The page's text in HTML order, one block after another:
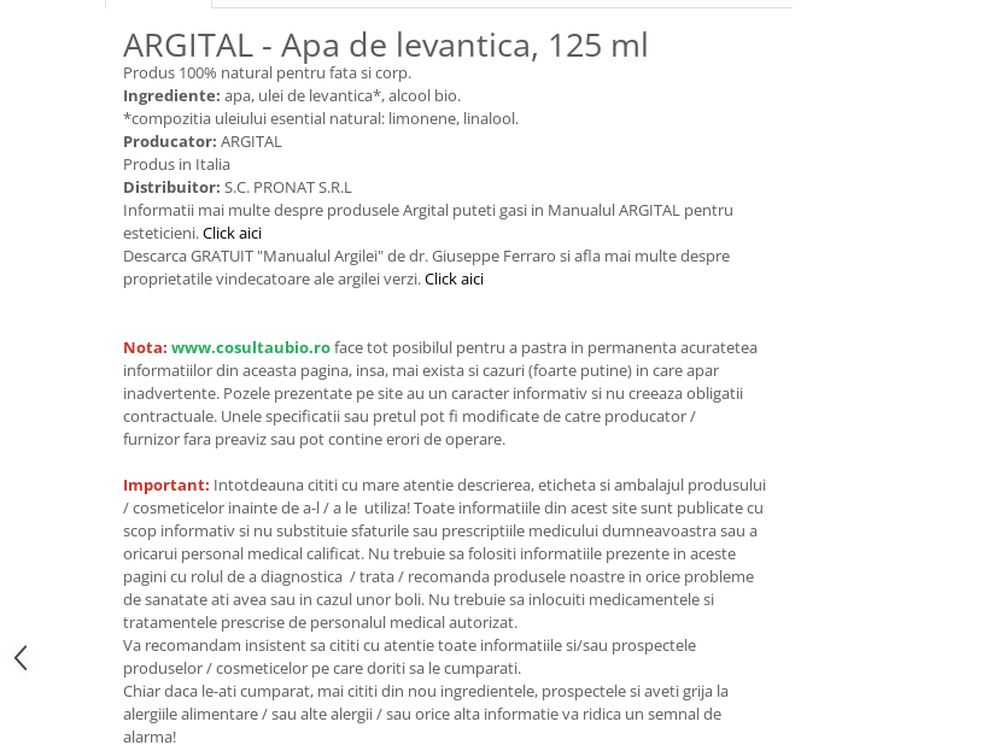
Produse din carne
Sosuri, Ketchup bio
Pudre si prafuri
Conserve, Pateuri, creme
Leguminoase si seminte
Produse din soia
Sare si inlocuitori
Produse care inlocuiesc carnea
Unt, alternativa unt
Dulceturi, gemuri, compoturi
Creme
Bomboane, Caramele si Jeleuri
Biscuiti si napolitane
ARGITAL - Apa de levantica, 125 ml
Produs 100% natural pentru fata si corp.
Ingrediente: apa, ulei de levantica*, alcool bio.
*compozitia uleiului esential natural: limonene, linalool.
Producator: ARGITAL
Produs in Italia
Distribuitor: S.C. PRONAT S.R.L
Informatii mai multe despre produsele Argital puteti gasi in Manualul ARGITAL pentru
esteticieni.Click aici
Descarca GRATUIT "Manualul Argilei" de dr. Giuseppe Ferraro si afla mai multe despre
proprietatile vindecatoare ale argilei verzi.Click aici
Nota: www.cosultaubio.roface tot posibilul pentru a pastra in permanenta acuratetea
informatiilor din aceasta pagina, insa, mai exista si cazuri (foarte putine) in care apar
inadvertente. Pozele prezentate pe site au un caracter informativ si nu creeaza obligatii
contractuale. Unele specificatii sau pretul pot fi modificate de catre producator /
furnizor fara preaviz sau pot contine erori de operare.
Important: Intotdeauna cititi cu mare atentie descrierea, eticheta si ambalajul produsului
/ cosmeticelor inainte de a-l / a le utiliza! Toate informatiile din acest site sunt publicate cu
scop informativ si nu substituie sfaturile sau prescriptiile medicului dumneavoastra sau a
oricarui personal medical calificat. Nu trebuie sa folositi informatiile prezente in aceste
pagini cu rolul de a diagnostica / trata / recomanda produsele noastre in orice probleme
de sanatate ati avea sau in cazul unor boli. Nu trebuie sa inlocuiti medicamentele si
tratamentele prescrise de personalul medical autorizat.
Va recomandam insistent sa cititi cu atentie toate informatiile si/sau prospectele
produselor / cosmeticelor pe care doriti sa le cumparati.
Chiar daca le-ati cumparat, mai cititi din nou ingredientele, prospectele si aveti grija la
alergiile alimentare / sau alte alergii / sau orice alta informatie va ridica un semnal de
alarma!